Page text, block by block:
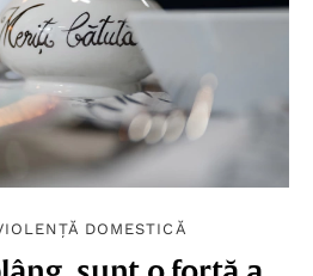
DOMESTICĂ